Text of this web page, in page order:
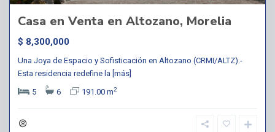
Casa en Venta en Altozano, Morelia
$ 8,300,000
Una Joya de Espacio y Sofisticación en Altozano (CRMI/ALTZ).-
Esta residencia redefine la [más]
5
6 191.00 m2